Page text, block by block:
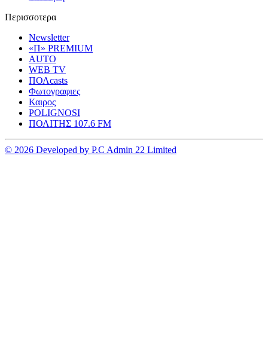
Περισσοτερα
Newsletter
«Π» PREMIUM
AUTO
WEB TV
ΠΟΛcasts
Φωτογραφιες
Καιρος
POLIGNOSI
ΠΟΛΙΤΗΣ 107.6 FM
© 2026 Developed by P.C Admin 22 Limited